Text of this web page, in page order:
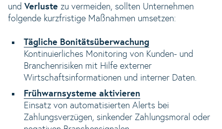
und Verluste zu vermeiden, sollten Unternehmen
folgende kurzfristige Maßnahmen umsetzen:
Tägliche Bonitätsüberwachung
Kontinuierliches Monitoring von Kunden- und
Branchenrisiken mit Hilfe externer
Wirtschaftsinformationen und interner Daten.
Frühwarnsysteme aktivieren
Einsatz von automatisierten Alerts bei
Zahlungsverzügen, sinkender Zahlungsmoral oder